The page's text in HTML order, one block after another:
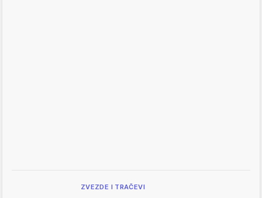
ZVEZDE I TRAČEVI